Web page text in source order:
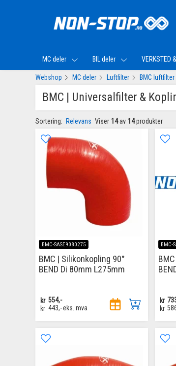
MC deler BIL deler VERKSTED
Webshop MC deler Luftfilter BMC
BMC | Universalfilter &
Sortering: Relevans Viser 14 av 14 produkter
BMC-SASE9080275
BMC | Silikonkopling 90°
BEND Di 80mm L275mm
kr 554,-
kr 443,-eks. mva
BMC-
kr
kr